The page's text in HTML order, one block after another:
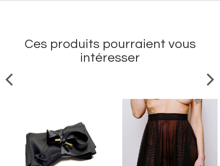
Ces produits pourraient vous
intéresser